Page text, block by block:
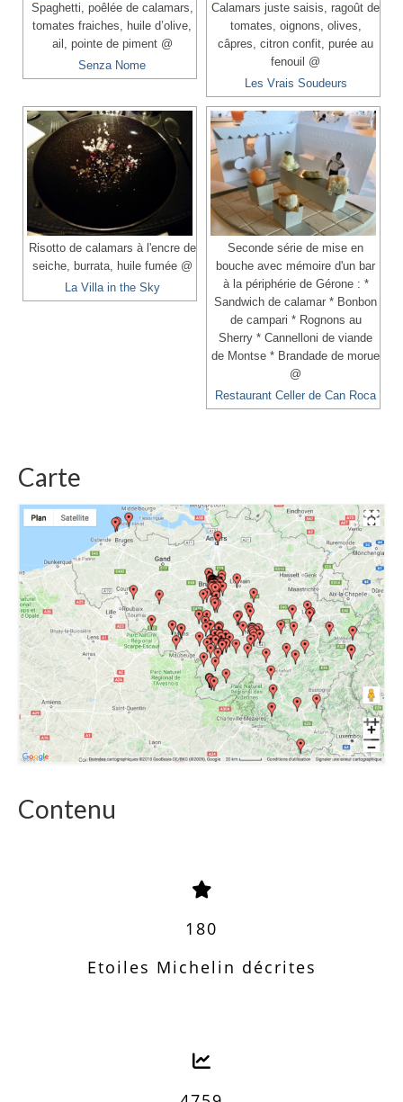
Spaghetti, poêlée de calamars,
tomates fraiches, huile d’olive,
ail, pointe de piment @
Senza Nome
Calamars juste saisis, ragoût de
tomates, oignons, olives,
câpres, citron confit, purée au
fenouil @
Les Vrais Soudeurs
Risotto de calamars à l'encre de
seiche, burrata, huile fumée @
La Villa in the Sky
Seconde série de mise en
bouche avec mémoire d'un bar
à la périphérie de Gérone : *
Sandwich de calamar * Bonbon
de campari * Rognons au
Sherry * Cannelloni de viande
de Montse * Brandade de morue
@
Restaurant Celler de Can Roca
Carte
Contenu
180
Etoiles Michelin décrites